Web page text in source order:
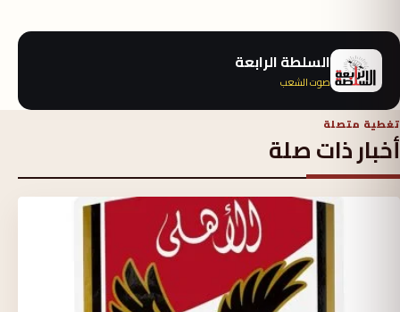
السلطة الرابعة
صوت الشعب
تغطية متصلة
أخبار ذات صلة